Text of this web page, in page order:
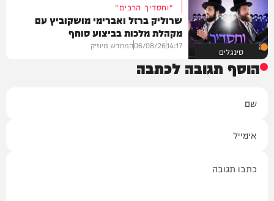
סינגלים
"וחסדיך הרבים"
שרוליק ברזל ואברימי מושקוביץ עם
מקהלת מלכות בביצוע סוחף
14:17
06/08/26המחדש מיוזיק
הוסף תגובה לכתבה